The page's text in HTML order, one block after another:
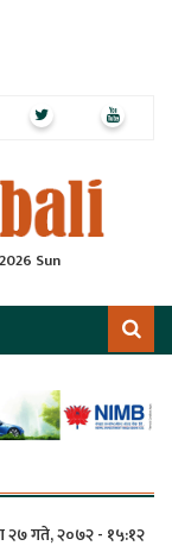
Sun
२७ गते, २०७२ - १५:१२